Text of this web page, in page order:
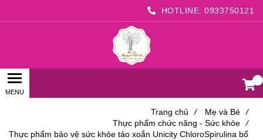
HOTLINE: 0933750121
Trang chủ / Mẹ và Bé
/
Thực phẩm chức năng - Sức khỏe
/
Thực phẩm bảo vệ sức khỏe tảo xoắn Unicity ChloroSpirulina bổ